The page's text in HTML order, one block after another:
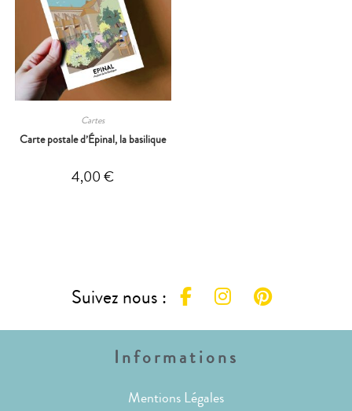
Cartes
Carte postale d’Épinal, la basilique
4,00€
Suivez nous :
Informations
Mentions Légales